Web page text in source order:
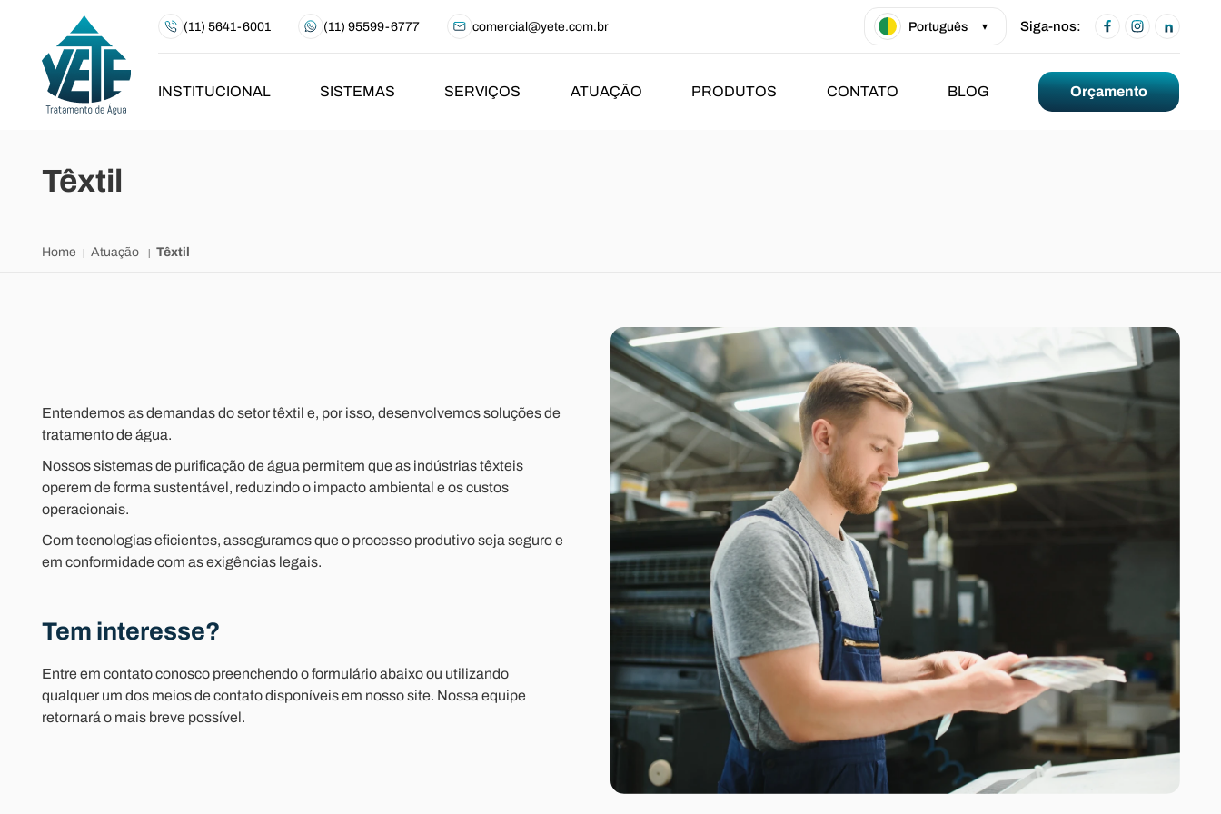
(11) 5641-6001 (11) 95599-6777 comercial@yete.com.br Português ▾ Siga-nos:
INSTITUCIONAL SISTEMAS SERVIÇOS ATUAÇÃO PRODUTOS CONTATO BLOG Orçamento
Têxtil
Home Atuação Têxtil
Entendemos as demandas do setor têxtil e, por isso, desenvolvemos soluções de
tratamento de água.
Nossos sistemas de purificação de água permitem que as indústrias têxteis
operem de forma sustentável, reduzindo o impacto ambiental e os custos
operacionais.
Com tecnologias eficientes, asseguramos que o processo produtivo seja seguro e
em conformidade com as exigências legais.
Tem interesse?
Entre em contato conosco preenchendo o formulário abaixo ou utilizando
qualquer um dos meios de contato disponíveis em nosso site. Nossa equipe
retornará o mais breve possível.